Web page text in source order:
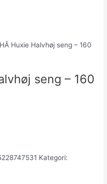
Huxie Halvhøj seng – 160
seng – 160
Kategori: